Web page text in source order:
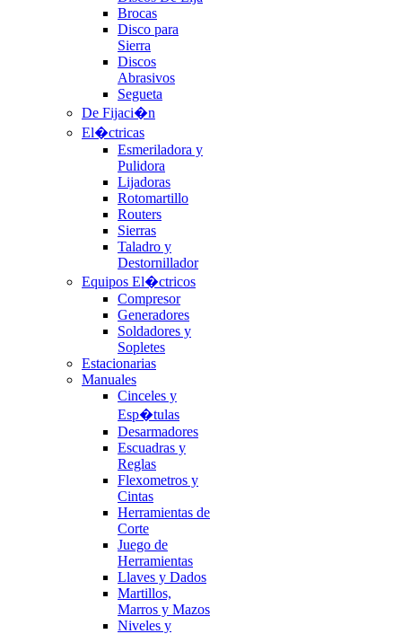
Brocas
Disco para
Sierra
Discos
Abrasivos
Segueta
De Fijaci�n
El�ctricas
Esmeriladora y
Pulidora
Lijadoras
Rotomartillo
Routers
Sierras
Taladro y
Destornillador
Equipos El�ctricos
Compresor
Generadores
Soldadores y
Sopletes
Estacionarias
Manuales
Cinceles y
Esp�tulas
Desarmadores
Escuadras y
Reglas
Flexometros y
Cintas
Herramientas de
Corte
Juego de
Herramientas
Llaves y Dados
Martillos,
Marros y Mazos
Niveles y